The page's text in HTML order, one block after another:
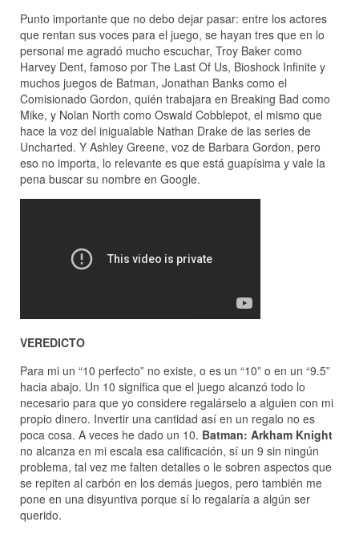
Punto importante que no debo dejar pasar: entre los actores
que rentan sus voces para el juego, se hayan tres que en lo
personal me agradó mucho escuchar, Troy Baker como
Harvey Dent, famoso por The Last Of Us, Bioshock Infinite y
muchos juegos de Batman, Jonathan Banks como el
Comisionado Gordon, quién trabajara en Breaking Bad como
Mike, y Nolan North como Oswald Cobblepot, el mismo que
hace la voz del inigualable Nathan Drake de las series de
Uncharted. Y Ashley Greene, voz de Barbara Gordon, pero
eso no importa, lo relevante es que está guapísima y vale la
pena buscar su nombre en Google.
VEREDICTO
Para mi un “10 perfecto” no existe, o es un “10” o en un “9.5”
hacia abajo. Un 10 significa que el juego alcanzó todo lo
necesario para que yo considere regalárselo a alguien con mi
propio dinero. Invertir una cantidad así en un regalo no es
poca cosa. A veces he dado un 10. Batman: Arkham Knight
no alcanza en mi escala esa calificación, sí un 9 sin ningún
problema, tal vez me falten detalles o le sobren aspectos que
se repiten al carbón en los demás juegos, pero también me
pone en una disyuntiva porque sí lo regalaría a algún ser
querido.